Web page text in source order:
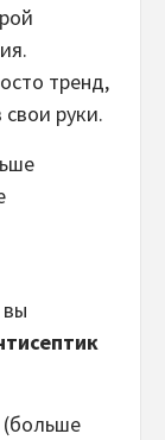
тренд,
руки.
(больше